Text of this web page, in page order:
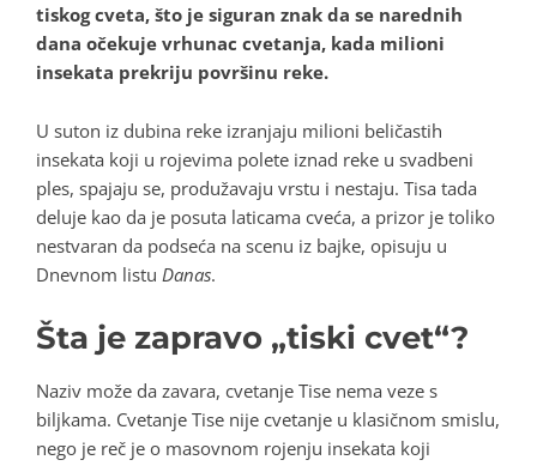
tiskog cveta, što je siguran znak da se narednih
dana očekuje vrhunac cvetanja, kada milioni
insekata prekriju površinu reke.
U suton iz dubina reke izranjaju milioni beličastih
insekata koji u rojevima polete iznad reke u svadbeni
ples, spajaju se, produžavaju vrstu i nestaju. Tisa tada
deluje kao da je posuta laticama cveća, a prizor je toliko
nestvaran da podseća na scenu iz bajke, opisuju u
Dnevnom listu Danas.
Šta je zapravo „tiski cvet“?
Naziv može da zavara, cvetanje Tise nema veze s
biljkama. Cvetanje Tise nije cvetanje u klasičnom smislu,
nego je reč je o masovnom rojenju insekata koji